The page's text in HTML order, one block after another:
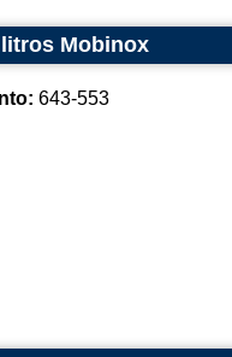
fornos incorporados.
Fornos Industriais:
Propósito: Assar, grelhar ou
Mobinox
643-553